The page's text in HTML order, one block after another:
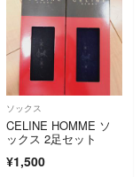
ソックス
CELINE HOMME ソ
ックス 2足セット
¥1,500